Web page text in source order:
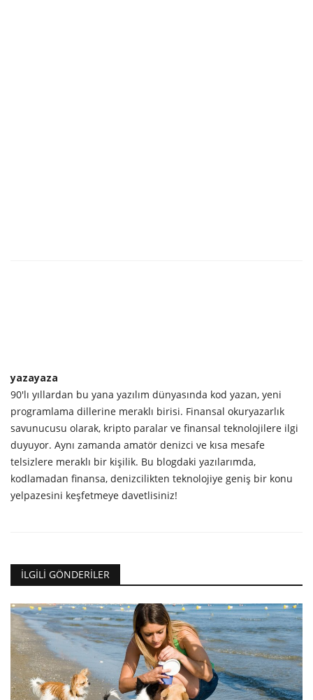
yazayaza
90'lı yıllardan bu yana yazılım dünyasında kod yazan, yeni
programlama dillerine meraklı birisi. Finansal okuryazarlık
savunucusu olarak, kripto paralar ve finansal teknolojilere ilgi
duyuyor. Aynı zamanda amatör denizci ve kısa mesafe
telsizlere meraklı bir kişilik. Bu blogdaki yazılarımda,
kodlamadan finansa, denizcilikten teknolojiye geniş bir konu
yelpazesini keşfetmeye davetlisiniz!
İLGILI GÖNDERILER